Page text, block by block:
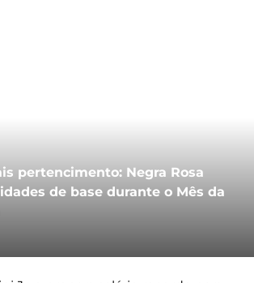
pertencimento: Negra Rosa
de base durante o Mês da